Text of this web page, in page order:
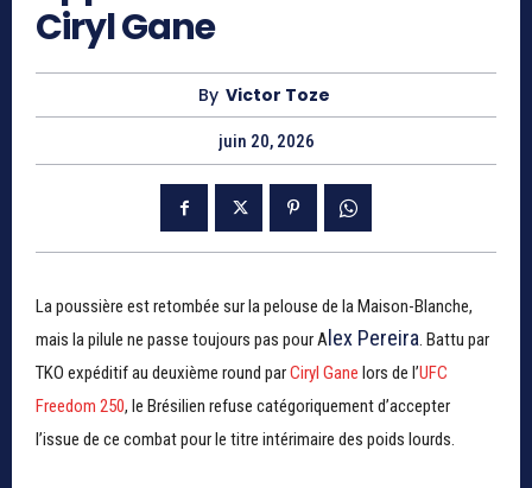
Ciryl Gane
By Victor Toze
juin 20, 2026
La poussière est retombée sur la pelouse de la Maison-Blanche,
mais la pilule ne passe toujours pas pour A lex Pereira. Battu par
TKO expéditif au deuxième round parCiryl Gane lors de l’UFC
Freedom 250, le Brésilien refuse catégoriquement d’accepter
l’issue de ce combat pour le titre intérimaire des poids lourds.